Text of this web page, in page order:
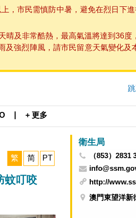
，市民需慎防中暑，避免在烈日下
及非常酷熱，最高氣溫將達到36度
強烈陣風，請市民留意天氣變化及
+ 更多
繁 简 PT
蚊叮咬
衛生局
（853）2831
http://
澳門東望洋新